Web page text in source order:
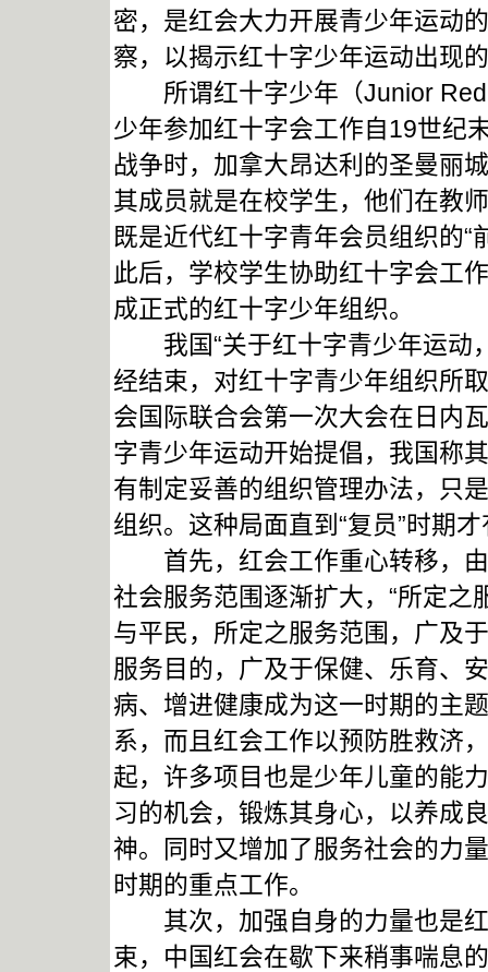
密，是红会大力开展青少年运动
察，以揭示红十字少年运动出现
所谓红十字少年（Junior Red
少年参加红十字会工作自19世纪
战争时，加拿大昂达利的圣曼丽
其成员就是在校学生，他们在教
既是近代红十字青年会员组织的“
此后，学校学生协助红十字会工
成正式的红十字少年组织。
我国“关于红十字青少年运动
经结束，对红十字青少年组织所
会国际联合会第一次大会在日内
字青少年运动开始提倡，我国称
有制定妥善的组织管理办法，只
组织。这种局面直到“复员”时期
首先，红会工作重心转移，由
社会服务范围逐渐扩大，“所定
与平民，所定之服务范围，广及
服务目的，广及于保健、乐育、
病、增进健康成为这一时期的主
系，而且红会工作以预防胜救济
起，许多项目也是少年儿童的能
习的机会，锻炼其身心，以养成
神。同时又增加了服务社会的力
时期的重点工作。
其次，加强自身的力量也是红
束，中国红会在歇下来稍事喘息